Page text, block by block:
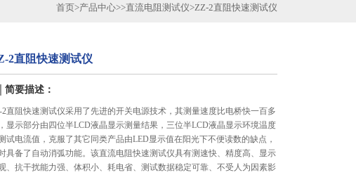
首页>产品中心>>直流电阻测试仪>ZZ-2直阻快速测试仪
2直阻快速测试仪
简要描述：
2直阻快速测试仪采用了先进的开关电源技术，其测量速度比电桥快一百多
显示部分由四位半LCD液晶显示测量结果，三位半LCD液晶显示环境温度
试电流值，克服了其它同类产品由LED显示值在阳光下不便读数的缺点，
具备了自动消弧功能。该直流电阻快速测试仪具有测速快、精度高、显示
、抗干扰能力强、体积小、耗电省、测试数据稳定可靠、不受人为因素影